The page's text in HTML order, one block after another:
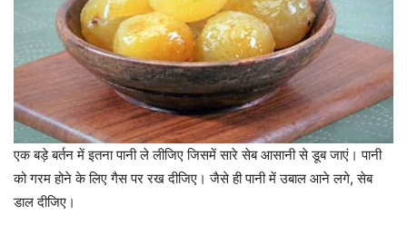
एक बड़े बर्तन में इतना पानी ले लीजिए जिसमें सारे सेब आसानी से डूब जाएं। पानी
को गरम होने के लिए गैस पर रख दीजिए। जैसे ही पानी में उबाल आने लगे, सेब
डाल दीजिए।